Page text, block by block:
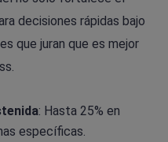
decisiones rápidas bajo
que juran que es mejor
: Hasta 25% en
específicas.